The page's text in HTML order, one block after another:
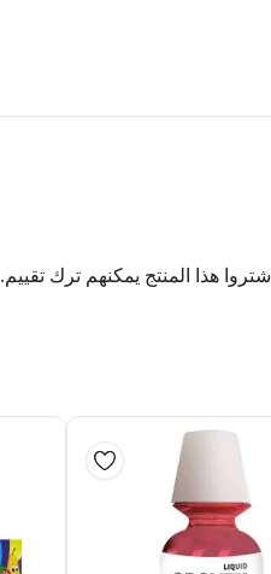
هذا المنتج يمكنهم ترك تقييم.